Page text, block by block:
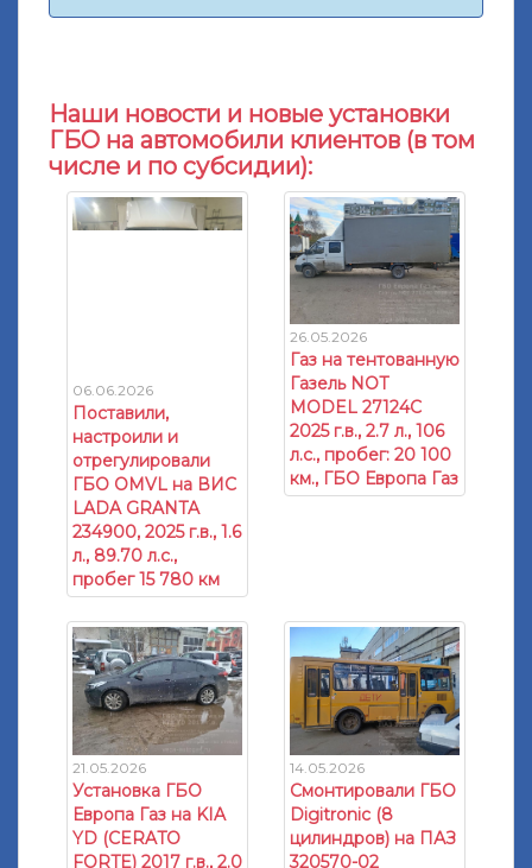
Наши новости и новые установки
ГБО на автомобили клиентов (в том
числе и по субсидии):
06.06.2026
Поставили,
настроили и
отрегулировали
ГБО OMVL на ВИС
LADA GRANTA
234900, 2025 г.в., 1.6
л., 89.70 л.с.,
пробег 15 780 км
26.05.2026
Газ на тентованную
Газель NOT
MODEL 27124C
2025 г.в., 2.7 л., 106
л.с., пробег: 20 100
км., ГБО Европа Газ
21.05.2026
Установка ГБО
Европа Газ на KIA
YD (CERATO
FORTE) 2017 г.в., 2.0
14.05.2026
Смонтировали ГБО
Digitronic (8
цилиндров) на ПАЗ
320570-02